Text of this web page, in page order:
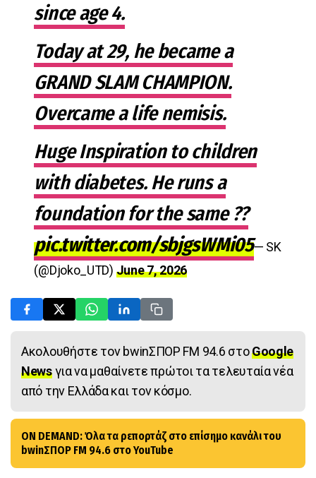
since age 4.
Today at 29, he became a
GRAND SLAM CHAMPION.
Overcame a life nemisis.
Huge Inspiration to children
with diabetes. He runs a
foundation for the same ??
pic.twitter.com/sbjgsWMi05— SK
(@Djoko_UTD) June 7, 2026
Ακολουθήστε τον bwinΣΠΟΡ FM 94.6 στοGoogle
Newsγια να μαθαίνετε πρώτοι τα τελευταία νέα
από την Ελλάδα και τον κόσμο.
ON DEMAND: Όλα τα ρεπορτάζ στο επίσημο κανάλι του
bwinΣΠΟΡ FM 94.6 στο YouTube